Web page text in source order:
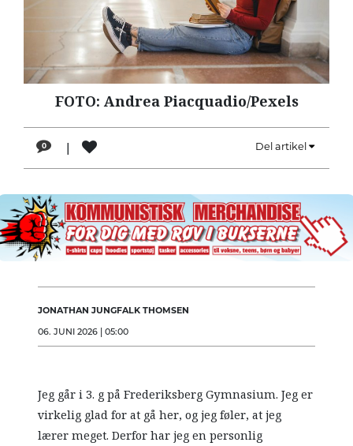
DEBAT
LÆSER
TIL
LÆSER
NAVNE
HISTORIE
TEORI
OM
ARBEJDEREN
FOTO: Andrea Piacquadio/Pexels
0 | Del artikel
JONATHAN JUNGFALK THOMSEN
06. JUNI 2026 | 05:00
Jeg går i 3. g på Frederiksberg Gymnasium. Jeg er
virkelig glad for at gå her, og jeg føler, at jeg
lærer meget. Derfor har jeg en personlig